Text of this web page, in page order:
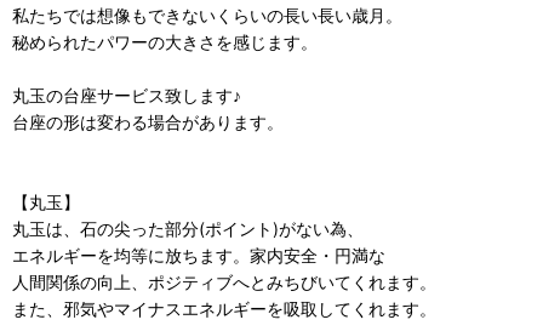
私たちでは想像もできないくらいの長い長い歳月。
秘められたパワーの大きさを感じます。
丸玉の台座サービス致します♪
台座の形は変わる場合があります。
【丸玉】
丸玉は、石の尖った部分(ポイント)がない為、
エネルギーを均等に放ちます。家内安全・円満な
人間関係の向上、ポジティブへとみちびいてくれます。
また、邪気やマイナスエネルギーを吸取してくれます。